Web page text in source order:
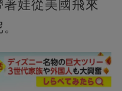
娃從美國飛來